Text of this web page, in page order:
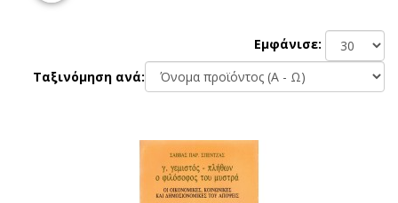
Εμφάνισε:
Ταξινόμηση ανά: